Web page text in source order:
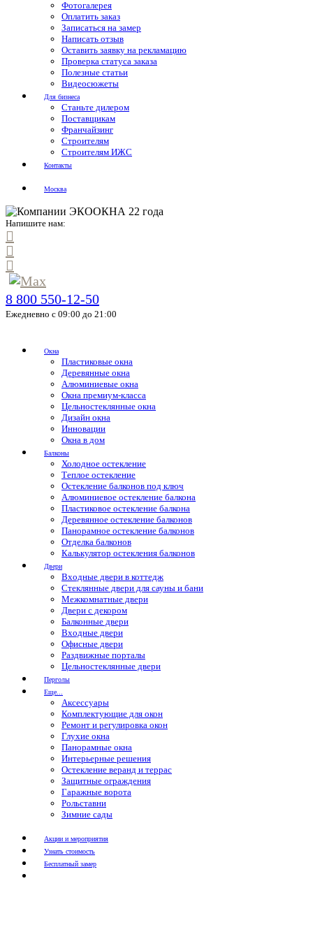
Фотогалерея
Оплатить заказ
Записаться на замер
Написать отзыв
Оставить заявку на рекламацию
Проверка статуса заказа
Полезные статьи
Видеосюжеты
Для бизнеса
Станьте дилером
Поставщикам
Франчайзинг
Строителям
Строителям ИЖС
Контакты
Москва
Напишите нам:
8 800 550-12-50
Ежедневно с 09:00 до 21:00
Окна
Пластиковые окна
Деревянные окна
Алюминиевые окна
Окна премиум-класса
Цельностеклянные окна
Дизайн окна
Инновации
Окна в дом
Балконы
Холодное остекление
Теплое остекление
Остекление балконов под ключ
Алюминиевое остекление балкона
Пластиковое остекление балкона
Деревянное остекление балконов
Панорамное остекление балконов
Отделка балконов
Калькулятор остекления балконов
Двери
Входные двери в коттедж
Стеклянные двери для сауны и бани
Межкомнатные двери
Двери с декором
Балконные двери
Входные двери
Офисные двери
Раздвижные порталы
Цельностеклянные двери
Перголы
Еще...
Аксессуары
Комплектующие для окон
Ремонт и регулировка окон
Глухие окна
Панорамные окна
Интерьерные решения
Остекление веранд и террас
Защитные ограждения
Гаражные ворота
Рольставни
Зимние сады
Акции и мероприятия
Узнать стоимость
Бесплатный замер